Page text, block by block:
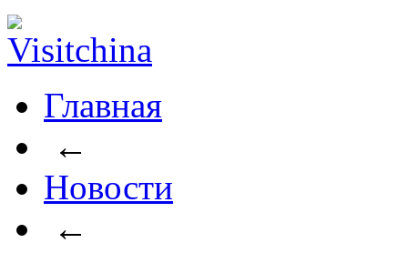
Главная
←
Новости
←